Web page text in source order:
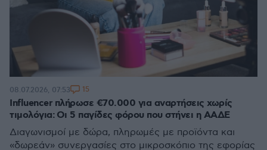
Influencer πλήρωσε €70.000 για αναρτήσεις χωρίς
τιμολόγια: Οι 5 παγίδες φόρου που στήνει η ΑΑΔΕ
Διαγωνισμοί με δώρα, πληρωμές με προϊόντα και
«δωρεάν» συνεργασίες στο μικροσκόπιο της εφορίας
08.07.2026, 07:53 15